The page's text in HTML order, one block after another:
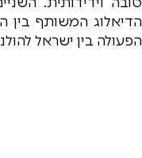
הפעולה בין ישראל